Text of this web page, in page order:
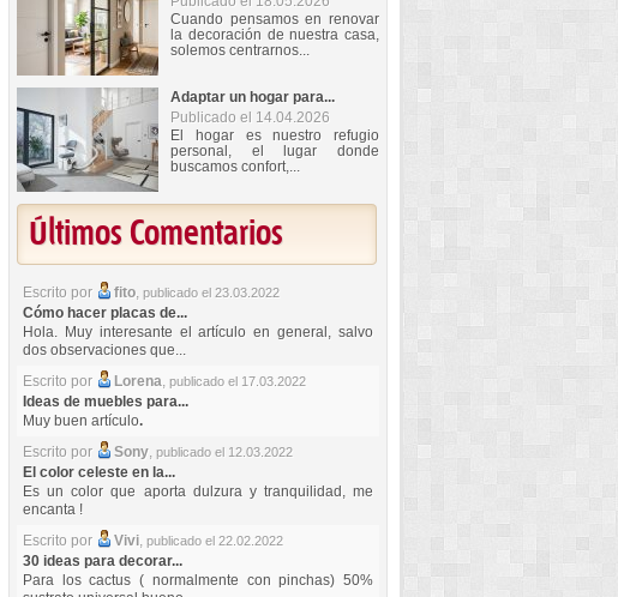
Cuando pensamos en renovar
la decoración de nuestra casa,
solemos centrarnos...
Adaptar un hogar para...
Publicado el 14.04.2026
El hogar es nuestro refugio
personal, el lugar donde
buscamos confort,...
Últimos Comentarios
Escrito por fito, publicado el 23.03.2022
Cómo hacer placas de...
Hola. Muy interesante el artículo en general, salvo
dos observaciones que...
Escrito por
Lorena, publicado el 17.03.2022
Ideas de muebles para...
Muy buen artículo.
Escrito por
Sony, publicado el 12.03.2022
El color celeste en la...
Es un color que aporta dulzura y tranquilidad, me
encanta !
Escrito por
Vivi, publicado el 22.02.2022
30 ideas para decorar...
Para los cactus ( normalmente con pinchas) 50%